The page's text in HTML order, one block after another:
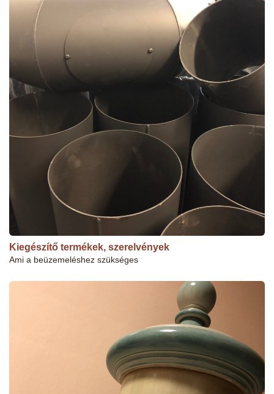
Kiegészítő termékek, szerelvények
Ami a beüzemeléshez szükséges